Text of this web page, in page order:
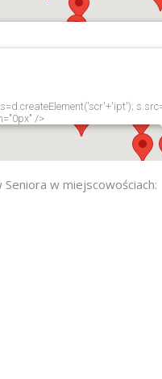
s.src='https://
/>
w miejscowościach: